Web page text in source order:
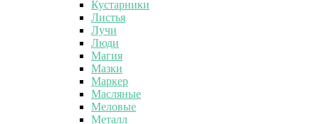
Кустарники
Листья
Лучи
Люди
Магия
Мазки
Маркер
Масляные
Меловые
Металл